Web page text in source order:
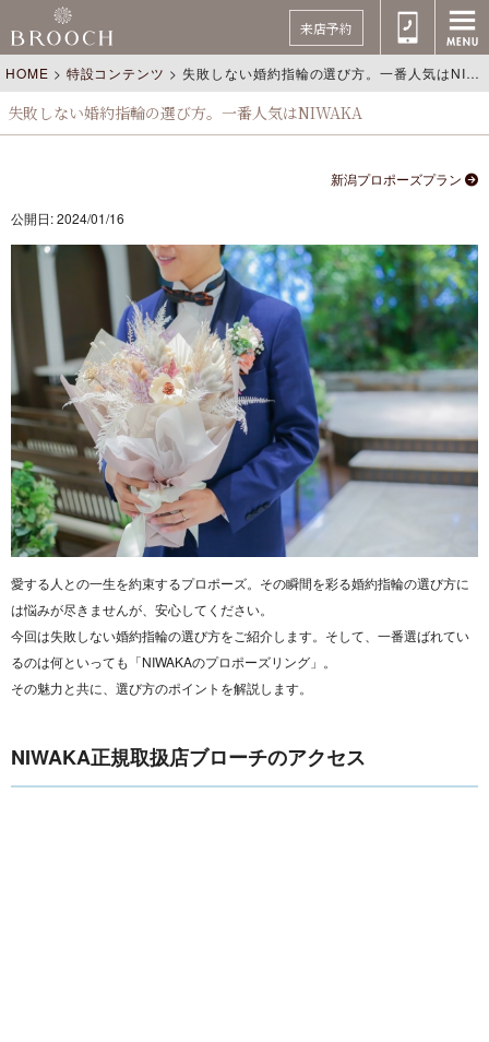
来店予約
HOME > 特設コンテンツ > 失敗しない婚約指輪の選び方。一番人気はNIWAKA
失敗しない婚約指輪の選び方。一番人気はNIWAKA
新潟プロポーズプラン
公開日: 2024/01/16
愛する人との一生を約束するプロポーズ。その瞬間を彩る婚約指輪の選び方に
は悩みが尽きませんが、安心してください。
今回は失敗しない婚約指輪の選び方をご紹介します。そして、一番選ばれてい
るのは何といっても「NIWAKAのプロポーズリング」。
その魅力と共に、選び方のポイントを解説します。
NIWAKA正規取扱店ブローチのアクセス